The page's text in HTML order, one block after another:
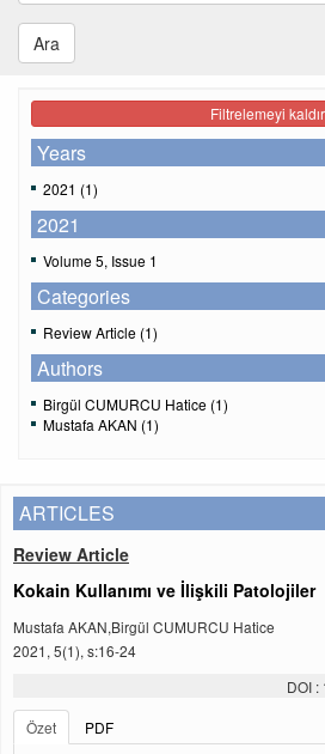
Ara
Filtrelemeyi kaldır
Years
2021 (1)
2021
Volume 5, Issue 1
Categories
Review Article (1)
Authors
Birgül CUMURCU Hatice (1)
Mustafa AKAN (1)
ARTICLES
Review Article
Kokain Kullanımı ve İlişkili Patolojiler
Mustafa AKAN,Birgül CUMURCU Hatice
2021, 5(1), s:16-24
DOI :
Özet
PDF